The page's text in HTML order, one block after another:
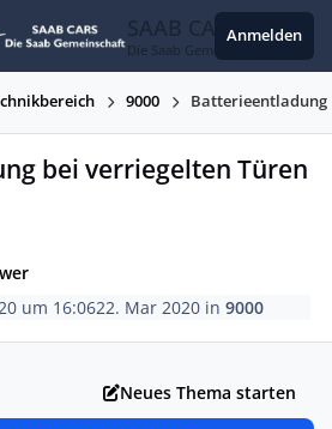
SAAB CARS
Die Saab Gemeinschaft
Anmelden
9000 Batterieentladung
bei verriegelten Türen
um 16:0622. Mar 2020 in9000
Neues Thema starten